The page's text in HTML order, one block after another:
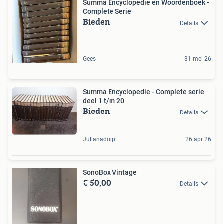
Summa Encyclopedie en Woordenboek -
Complete Serie
Bieden Details
Gees 31 mei 26
Summa Encyclopedie - Complete serie
deel 1 t/m 20
Bieden Details
Julianadorp 26 apr 26
SonoBox Vintage
€ 50,00 Details